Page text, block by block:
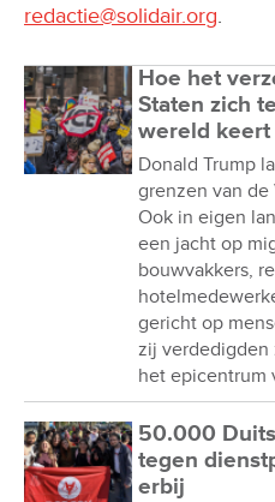
redactie@solidair.org.
Hoe het
Staten zich
wereld keert
Donald Trump
grenzen van de
Ook in eigen
een jacht op
bouwvakkers,
gericht op
zij verdedigden
het epicentrum
50.000
tegen
erbij